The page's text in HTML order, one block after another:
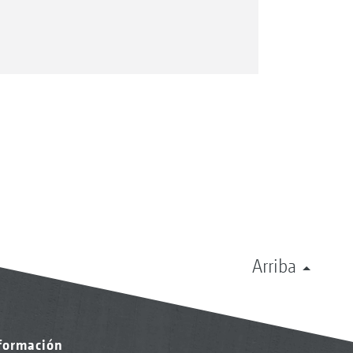
dentro del mando de la
sencillo del rodillo dosificador
a través de mapas de
Arriba